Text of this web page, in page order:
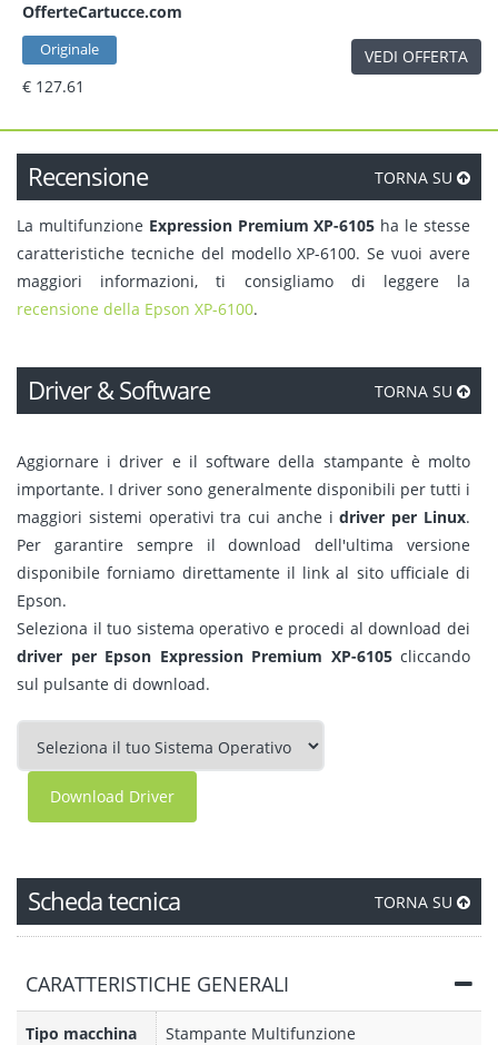
OfferteCartucce.com
Originale
€ 127.61
VEDI OFFERTA
Recensione TORNA SU
La multifunzione Expression Premium XP-6105 ha le stesse
caratteristiche tecniche del modello XP-6100. Se vuoi avere
maggiori informazioni, ti consigliamo di leggere la
recensione della Epson XP-6100.
Driver & Software TORNA SU
Aggiornare i driver e il software della stampante è molto
importante. I driver sono generalmente disponibili per tutti i
maggiori sistemi operativi tra cui anche idriver per Linux.
Per garantire sempre il download dell'ultima versione
disponibile forniamo direttamente il link al sito ufficiale di
Epson.
Seleziona il tuo sistema operativo e procedi al download dei
driver per Epson Expression Premium XP-6105cliccando
sul pulsante di download.
Download Driver
Scheda tecnica TORNA SU
CARATTERISTICHE GENERALI
Tipo macchina Stampante Multifunzione